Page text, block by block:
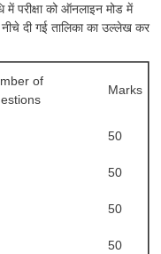
परीक्षा को ऑनलाइन मोड में
नीचे दी गई तालिका का उल्लेख कर
of
Marks
50
50
50
50